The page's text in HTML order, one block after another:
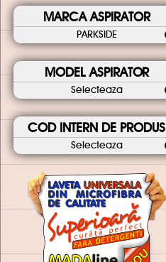
MARCA ASPIRATOR
PARKSIDE
MODEL ASPIRATOR
Selecteaza
COD INTERN DE PRODUS
Selecteaza